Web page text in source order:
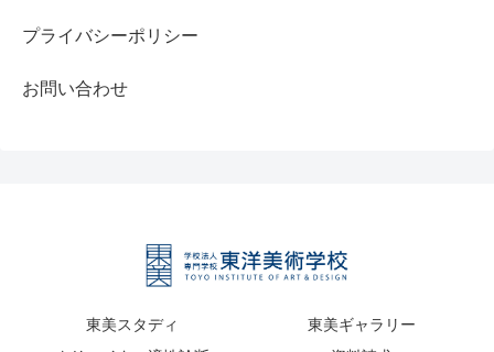
プライバシーポリシー
お問い合わせ
東美スタディ
東美ギャラリー